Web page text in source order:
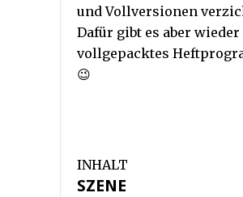
und Vollversionen
Dafür gibt es aber
vollgepacktes
😉
INHALT
SZENE